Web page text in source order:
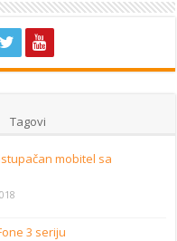
Tagovi
mobitel sa
3 seriju